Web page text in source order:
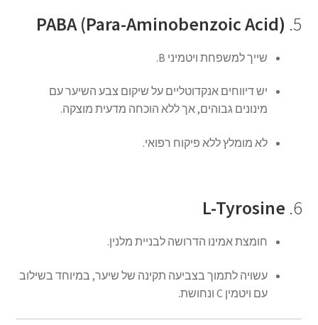
5.
PABA (Para-Aminobenzoic Acid)
שייך למשפחת ויטמיני B.
יש דיווחים אנקדוטליים על שיקום צבע השיער עם
מינונים גבוהים, אך ללא הוכחה מדעית מוצקה.
לא מומלץ ללא פיקוח רפואי.
6.
L-Tyrosine
חומצת אמינו הדרושה לבניית מלנין.
עשויה לתמוך בצביעה תקינה של שיער, במיוחד בשילוב
עם ויטמין C ונחושת.